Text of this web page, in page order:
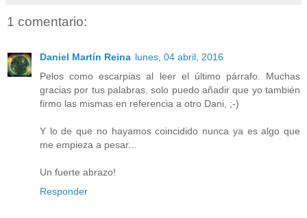
1 comentario:
Daniel Martín Reina lunes, 04 abril, 2016
Pelos como escarpias al leer el último párrafo. Muchas
gracias por tus palabras, solo puedo añadir que yo también
firmo las mismas en referencia a otro Dani, ;-)
Y lo de que no hayamos coincidido nunca ya es algo que
me empieza a pesar...
Un fuerte abrazo!
Responder